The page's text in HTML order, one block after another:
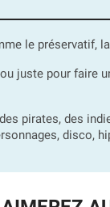
le préservatif,
juste pour faire
pirates, des
disco,